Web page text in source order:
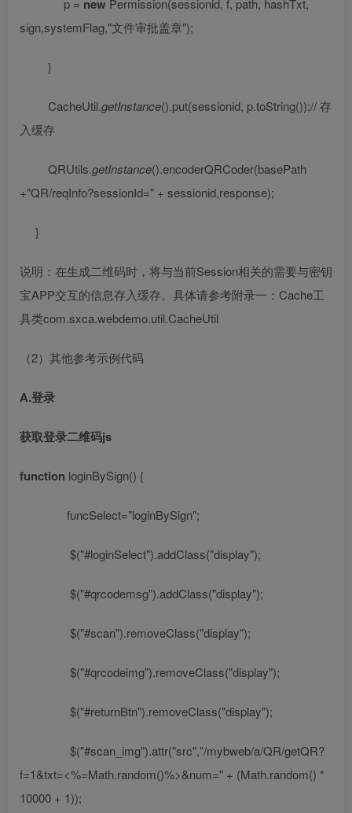
p = new Permission(sessionid, f, path, hashTxt,
sign,systemFlag,"文件审批盖章");
}
CacheUtil.getInstance().put(sessionid, p.toString());//存
入缓存
QRUtils.getInstance().encoderQRCoder(basePath
+"QR/reqInfo?sessionId=" + sessionid,response);
}
说明：在生成二维码时，将与当前Session相关的需要与密钥
宝APP交互的信息存入缓存。具体请参考附录一： Cache工
具类com.sxca.webdemo.util.CacheUtil
（2）其他参考示例代码
A.登录
获取登录二维码js
function loginBySign() {
funcSelect="loginBySign";
$("#loginSelect").addClass("display");
$("#qrcodemsg").addClass("display");
$("#scan").removeClass("display");
$("#qrcodeimg").removeClass("display");
$("#returnBtn").removeClass("display");
$("#scan_img").attr("src","/mybweb/a/QR/getQR?
f=1&txt=<%=Math.random()%>&num=" + (Math.random() *
10000 + 1));